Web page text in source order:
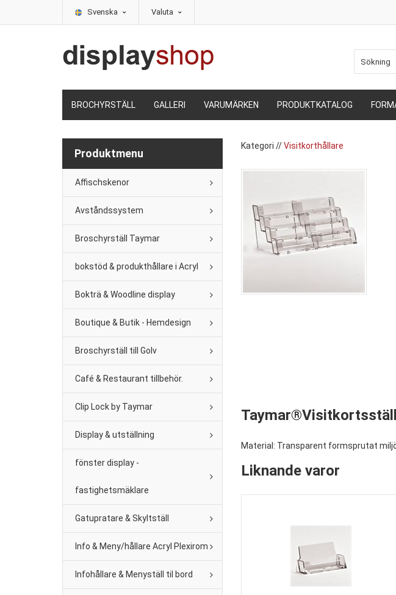
Svenska Valuta
BROCHYRSTÄLL GALLERI VARUMÄRKEN PRODUKTKATALOG
Kategori //Visitkorthållare
Taymar®Visitkortsställ
Material: Transparent formsprutat
Liknande varor
Produktmenu
Affischskenor
Avståndssystem
Broschyrställ Taymar
bokstöd & produkthållare i Acryl
Bokträ & Woodline display
Boutique & Butik - Hemdesign
Broschyrställ till Golv
Café & Restaurant tillbehör.
Clip Lock by Taymar
Display & utställning
fönster display -
fastighetsmäklare
Gatupratare & Skyltställ
Info & Meny/hållare Acryl Plexirom
Infohållare & Menyställ til bord